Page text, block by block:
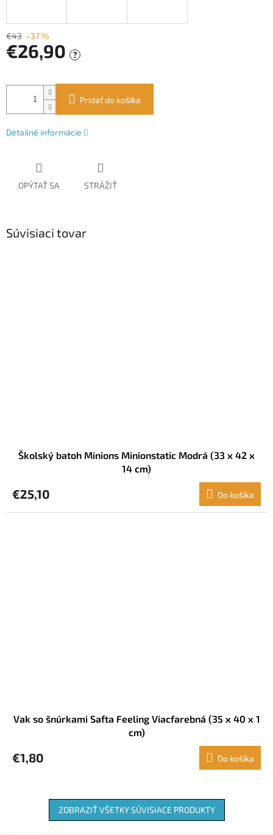
€43 –37 %
€26,90 ?
cena:
Pridať do košíka
Detailné informácie
OPÝTAŤ SA STRÁŽIŤ
Súvisiaci tovar
Školský batoh Minions Minionstatic Modrá (33 x 42 x
14 cm)
€25,10 Do košíka
Vak so šnúrkami Safta Feeling Viacfarebná (35 x 40 x 1
cm)
€1,80 Do košíka
ZOBRAZIŤ VŠETKY SÚVISIACE PRODUKTY